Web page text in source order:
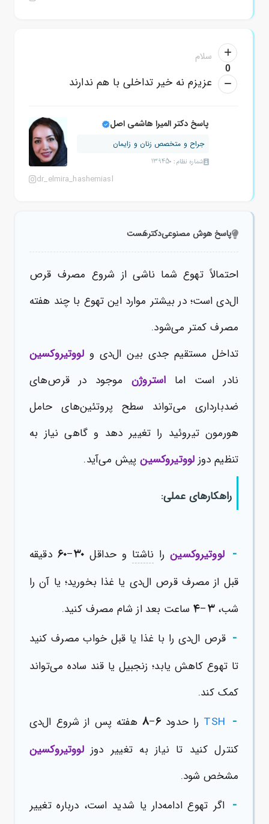
0
سلام
عزیزم نه خیر تداخلی با هم ندارند
پاسخ دکتر المیرا هاشمی اصل
جراح و متخصص زنان و زایمان
شماره نظام: 139450
dr_elmira_hashemiasl
پاسخ هوش مصنوعیدکترهَست
احتمالاً تهوع شما ناشی از شروع مصرف قرص
ال‌دی است؛ در بیشتر موارد این تهوع با چند هفته
مصرف کمتر می‌شود.
تداخل مستقیم جدی بین ال‌دی ولووتیروکسین
نادر است اما استروژنموجود در قرص‌های
ضدبارداری می‌تواند سطح پروتئین‌های حامل
هورمون تیروئید را تغییر دهد و گاهی نیاز به
تنظیم دوز لووتیروکسینپیش می‌آید.
راهکارهای عملی:
- لووتیروکسینرا ناشتا و حداقل ۳۰–۶۰ دقیقه
قبل از مصرف قرص ال‌دی یا غذا بخورید؛ یا آن را
شب،۳–۴ساعت بعد از شام مصرف کنید.
- قرص ال‌دی را با غذا یا قبل خواب مصرف کنید
تا تهوع کاهش یابد؛ زنجبیل یا قند ساده می‌تواند
کمک کند.
-
TSH را حدود۶–۸ هفته پس از شروع ال‌دی
کنترل کنید تا نیاز به تغییر دوزلووتیروکسین
مشخص شود.
- اگر تهوع ادامه‌دار یا شدید است، درباره تغییر